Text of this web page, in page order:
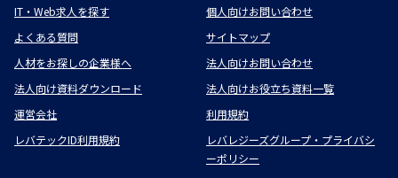
IT・Web求人を探す
個人向けお問い合わせ
よくある質問
サイトマップ
人材をお探しの企業様へ
法人向けお問い合わせ
法人向け資料ダウンロード
法人向けお役立ち資料一覧
運営会社
利用規約
レバテックID利用規約
レバレジーズグループ・プライバシ
ーポリシー